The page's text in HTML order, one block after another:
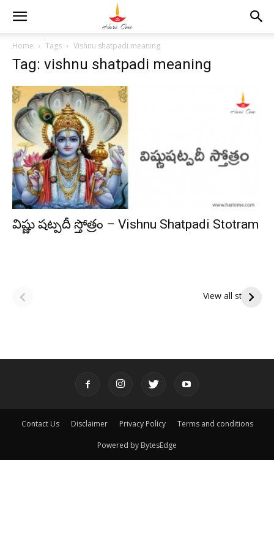
Home Tags Vishnu shatpadi meaning
Tag: vishnu shatpadi meaning
విష్ణు షట్పదీ స్తోత్రం – Vishnu Shatpadi Stotram
View all stories
పితృదేవతల ఆశీర్వాదం
ఇంద్రకీలాద్రి గిరి ప్రదక్షిణ
Contact Us Disclaimer Privacy Policy Terms and conditions
Powered by BytesEdge